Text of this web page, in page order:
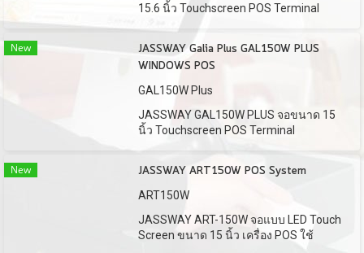
15.6 นิ้ว Touchscreen POS Terminal
New
JASSWAY Galia Plus GAL150W PLUS
WINDOWS POS
GAL150W Plus
JASSWAY GAL150W PLUS จอขนาด 15
นิ้ว Touchscreen POS Terminal
New JASSWAY ART150W POS System
ART150W
JASSWAY ART-150W จอแบบ LED Touch
Screen ขนาด 15 นิ้ว เครื่อง POS ใช้